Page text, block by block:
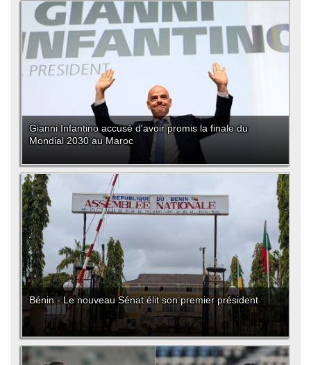
Gianni Infantino accusé d'avoir promis la finale du
Mondial 2030 au Maroc
Bénin - Le nouveau Sénat élit son premier président